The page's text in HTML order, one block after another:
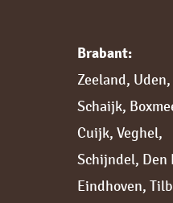
Brabant:
Zeeland, Uden,
Schaijk,
Cuijk, Veghel,
Schijndel, Den
Eindhoven,